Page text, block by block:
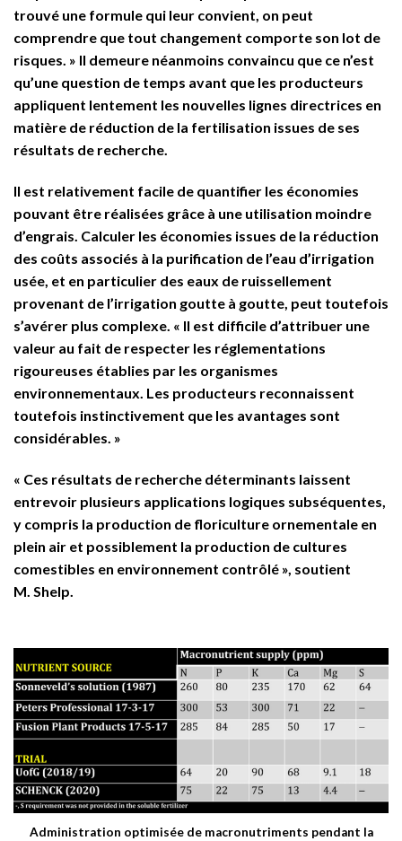
trouvé une formule qui leur convient, on peut
comprendre que tout changement comporte son lot de
risques. » Il demeure néanmoins convaincu que ce n’est
qu’une question de temps avant que les producteurs
appliquent lentement les nouvelles lignes directrices en
matière de réduction de la fertilisation issues de ses
résultats de recherche.
Il est relativement facile de quantifier les économies
pouvant être réalisées grâce à une utilisation moindre
d’engrais. Calculer les économies issues de la réduction
des coûts associés à la purification de l’eau d’irrigation
usée, et en particulier des eaux de ruissellement
provenant de l’irrigation goutte à goutte, peut toutefois
s’avérer plus complexe. « Il est difficile d’attribuer une
valeur au fait de respecter les réglementations
rigoureuses établies par les organismes
environnementaux. Les producteurs reconnaissent
toutefois instinctivement que les avantages sont
considérables. »
« Ces résultats de recherche déterminants laissent
entrevoir plusieurs applications logiques subséquentes,
y compris la production de floriculture ornementale en
plein air et possiblement la production de cultures
comestibles en environnement contrôlé », soutient
M. Shelp.
Administration optimisée de macronutriments pendant la